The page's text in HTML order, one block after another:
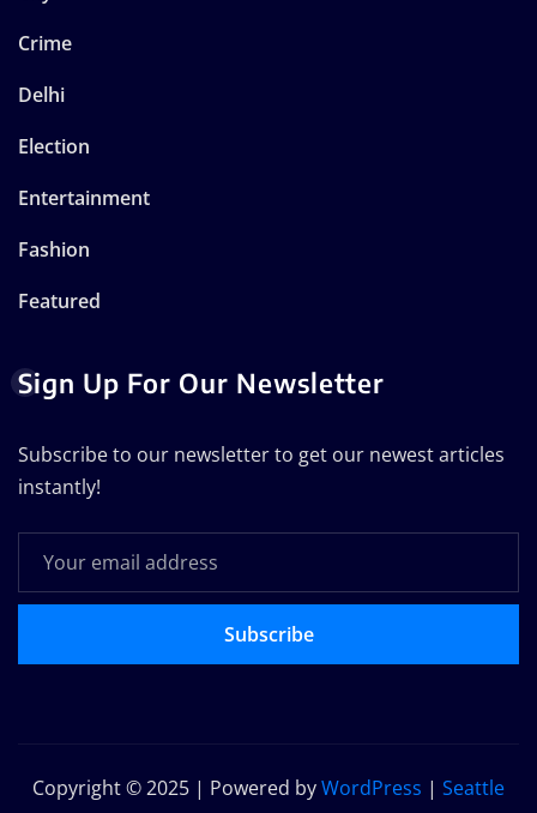
Crime
Delhi
Election
Entertainment
Fashion
Featured
Sign Up For Our Newsletter
Subscribe to our newsletter to get our newest articles
instantly!
Subscribe
Copyright © 2025 | Powered byWordPress | Seattle